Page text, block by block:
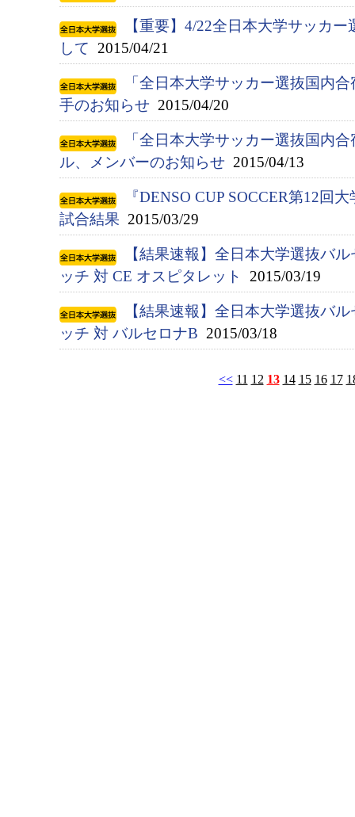
【重要】4/22全日本大学サッカ
して 2015/04/21
「全日本大学サッカー選抜国内
手のお知らせ 2015/04/20
「全日本大学サッカー選抜国内
ル、メンバーのお知らせ 2015/04/13
『DENSO CUP SOCCER第12
試合結果 2015/03/29
【結果速報】全日本大学選抜バ
ッチ 対 CE オスピタレット
2015/03/19
【結果速報】全日本大学選抜バ
ッチ 対 バルセロナB 2015/03/18
<< 11 12 13 14 15 16 17